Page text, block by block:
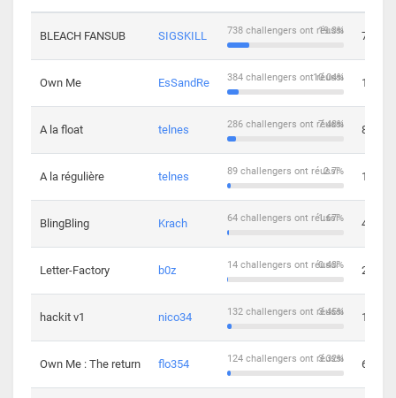
BLEACH FANSUB SIGSKILL 19.3%
738 challengers ont réussi 7
Own Me EsSandRe 10.04%
384 challengers ont réussi 13
A la float telnes 7.48%
286 challengers ont réussi 8
A la régulière telnes 2.7%
89 challengers ont réussi 10
BlingBling Krach 1.67%
64 challengers ont réussi 4
Letter-Factory b0z 0.43%
14 challengers ont réussi 2
hackit v1 nico34 3.45%
132 challengers ont réussi 12
Own Me : The return flo354 3.32%
124 challengers ont réussi 6